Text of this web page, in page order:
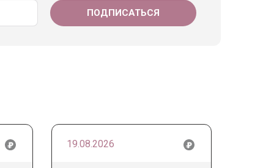
19.08.2026